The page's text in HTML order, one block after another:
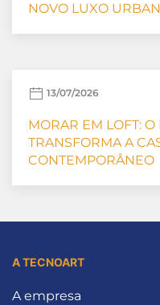
NOVO LUXO
13/07/2026
MORAR EM LOFT:
TRANSFORMA A
CONTEMPORÂNEO
A TECNOART
A empresa